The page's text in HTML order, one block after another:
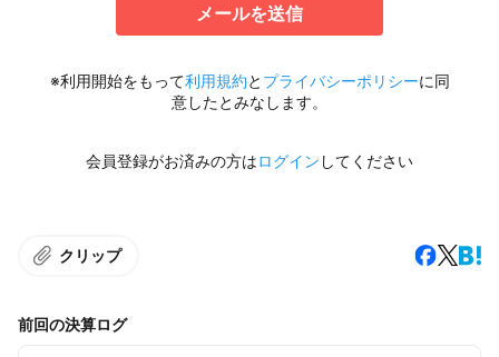
メールを送信
※利用開始をもって利用規約と プライバシーポリシーに同
意したとみなします。
会員登録がお済みの方はログイン してください
クリップ
前回の決算ログ